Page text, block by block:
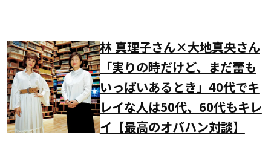
林 真理子さん×大地真央さん
「実りの時だけど、まだ蕾も
いっぱいあるとき」40代でキ
レイな人は50代、60代もキレ
イ【最高のオバハン対談】